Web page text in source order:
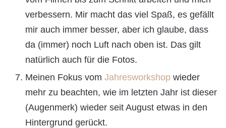
verbessern. Mir macht das viel Spaß, es gefällt
mir auch immer besser, aber ich glaube, dass
da (immer) noch Luft nach oben ist. Das gilt
natürlich auch für die Fotos.
Meinen Fokus vom Jahresworkshop wieder
mehr zu beachten, wie im letzten Jahr ist dieser
(Augenmerk) wieder seit August etwas in den
Hintergrund gerückt.